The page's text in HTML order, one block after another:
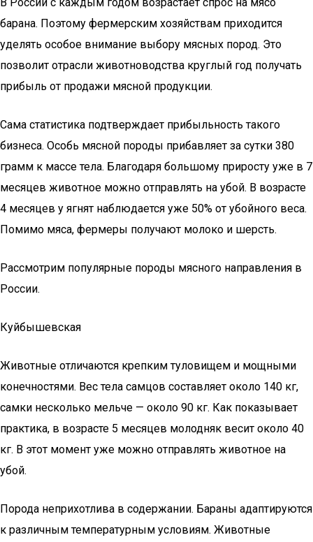
барана. Поэтому фермерским хозяйствам приходится
уделять особое внимание выбору мясных пород. Это
позволит отрасли животноводства круглый год получать
прибыль от продажи мясной продукции.
Сама статистика подтверждает прибыльность такого
бизнеса. Особь мясной породы прибавляет за сутки 380
грамм к массе тела. Благодаря большому приросту уже в 7
месяцев животное можно отправлять на убой. В возрасте
4 месяцев у ягнят наблюдается уже 50% от убойного веса.
Помимо мяса, фермеры получают молоко и шерсть.
Рассмотрим популярные породы мясного направления в
России.
Куйбышевская
Животные отличаются крепким туловищем и мощными
конечностями. Вес тела самцов составляет около 140 кг,
самки несколько мельче — около 90 кг. Как показывает
практика, в возрасте 5 месяцев молодняк весит около 40
кг. В этот момент уже можно отправлять животное на
убой.
Порода неприхотлива в содержании. Бараны адаптируются
к различным температурным условиям. Животные